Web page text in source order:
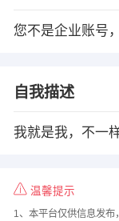
您不是企业账号
自我描述
我就是我，不一
温馨提示
1、本平台仅供信息发布